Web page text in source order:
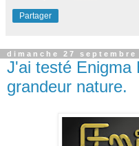
Partager
dimanche 27 septembre
J'ai testé Enigma
grandeur nature.